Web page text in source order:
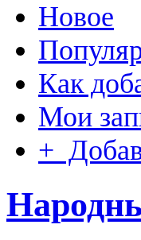
Новое
Как
Мои
+